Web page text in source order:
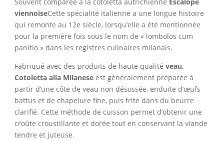
viennoiseCette spécialité italienne a une longue histoire
qui remonte au 12e siècle, lorsqu’elle a été mentionnée
pour la première fois sous le nom de « lombolos cum
panitio » dans les registres culinaires milanais.
Fabriqué avec des produits de haute qualité veau,
Cotoletta alla Milaneseest généralement préparée à
partir d’une côte de veau non désossée, enduite d’œufs
battus et de chapelure fine, puis frite dans du beurre
clarifié. Cette méthode de cuisson permet d’obtenir une
croûte croustillante et dorée tout en conservant la viande
tendre et juteuse.